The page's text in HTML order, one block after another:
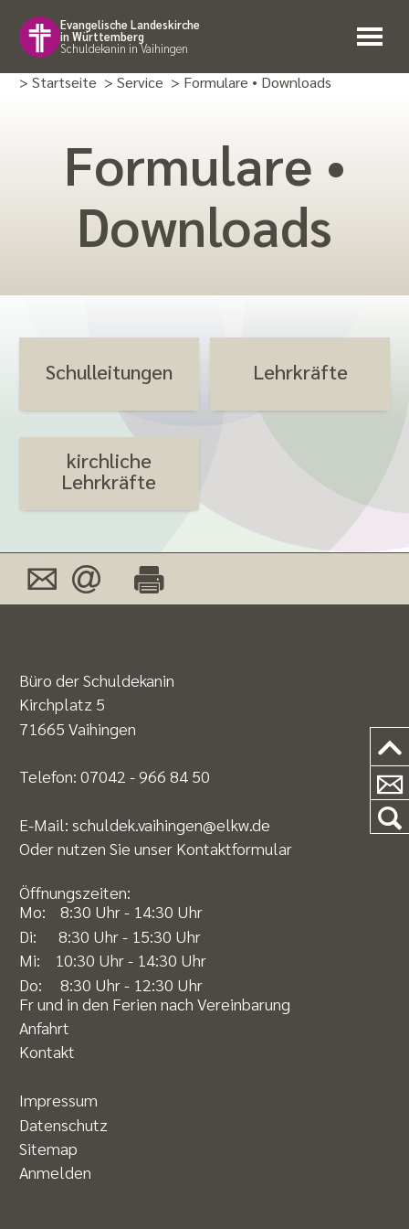
Evangelische Landeskirche
in Württemberg
Schuldekanin in Vaihingen
> Startseite > Service > Formulare • Downloads
Formulare •
Downloads
Schulleitungen Lehrkräfte
kirchliche
Lehrkräfte
Büro der Schuldekanin
Kirchplatz 5
71665 Vaihingen
Telefon: 07042 - 966 84 50
E-Mail: schuldek.vaihingen@elkw.de
Oder nutzen Sie unser Kontaktformular
Öffnungszeiten:
Mo: 8:30 Uhr - 14:30 Uhr
Di: 8:30 Uhr - 15:30 Uhr
Mi: 10:30 Uhr - 14:30 Uhr
Do: 8:30 Uhr - 12:30 Uhr
Fr und in den Ferien nach Vereinbarung
Anfahrt
Kontakt
Impressum
Datenschutz
Sitemap
Anmelden